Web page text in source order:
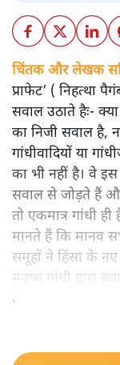
चिंतक और लेखक
प्राफेट’ ( निहत्था
सवाल उठाते हैः-
का निजी सवाल है,
गांधीवादियों या
का भी नहीं है। वे
सवाल से जोड़ते हैं
तो एकमात्र गांधी
मानते हैं कि मानव
समूहों ने हिंसा के
मनुष्य गांधी द्वारा
अपनाएगा।